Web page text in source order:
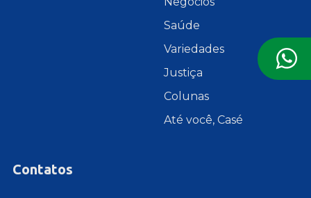
Saúde
Variedades
Justiça
Colunas
Até você, Casé
Contatos